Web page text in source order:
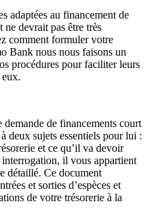
adaptées au financement de
devrait pas être très
comment formuler votre
Bank nous nous faisons un
procédures pour faciliter leurs
eux.
demande de financements court
deux sujets essentiels pour lui :
et ce qu’il va devoir
il vous appartient
détaillé. Ce document
et sorties d’espèces et
de votre trésorerie à la